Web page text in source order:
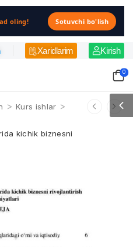
oling! Sotuvchi bo'lish
Xaridlarim Kirish
0
> Kurs ishlar >
kichik biznesni